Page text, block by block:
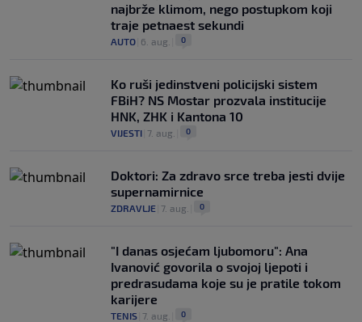
najbrže klimom, nego postupkom koji
traje petnaest sekundi
AUTO 6. aug. 0
Ko ruši jedinstveni policijski sistem
FBiH? NS Mostar prozvala institucije
HNK, ZHK i Kantona 10
VIJESTI 7. aug. 0
Doktori: Za zdravo srce treba jesti dvije
supernamirnice
ZDRAVLJE 7. aug. 0
"I danas osjećam ljubomoru": Ana
Ivanović govorila o svojoj ljepoti i
predrasudama koje su je pratile tokom
karijere
TENIS 7. aug. 0